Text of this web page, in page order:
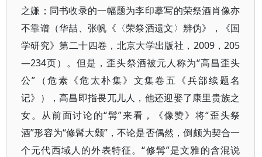
之嫌；同书收录的一幅题为李印摹写的荣祭酒肖像亦
不靠谱（华喆、张帆《〈荣祭酒遗文〉辨伪》，《国
学研究》第二十四卷，北京大学出版社，2009，205
—234页）。但是，歪头祭酒被元人称为“高昌歪头
公”（危素《危太朴集》文集卷五《兵部续题名
记》），高昌即指畏兀儿人，他还迎娶了康里贵族之
女。从前面讨论的“髯”来看，《像赞》将“歪头祭
酒”形容为“修髯大颡”，不论是否偶然，倒颇为契合一
个元代西域人的外表特征。“修髯”是文雅的含混说